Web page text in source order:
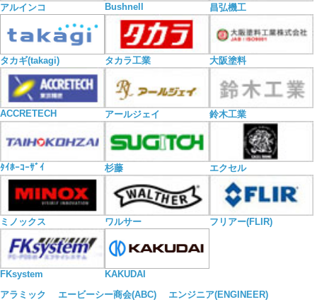
アルインコ Bushnell 昌弘機工
タカギ(takagi) タカラ工業 大阪塗料
ACCRETECH アールジェイ 鈴木工業
ﾀｲﾎｰｺｰｻﾞｲ 杉藤 エクセル
ミノックス ワルサー フリアー(FLIR)
FKsystem
KAKUDAI
アラミック
エービーシー商会(ABC) エンジニア(ENGINEER)